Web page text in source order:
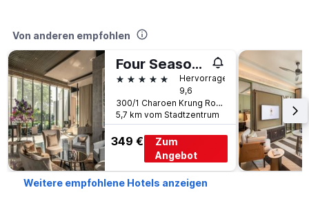
Von anderen empfohlen
Four Seasons Hotel Bangkok at Chao Phraya River
5 Sterne
Hervorragend
9,6
300/1 Charoen Krung Road, Sathorn, Bangkok, Thailand
5,7 km vom Stadtzentrum
349 €
Zum
Angebot
Weitere empfohlene Hotels anzeigen